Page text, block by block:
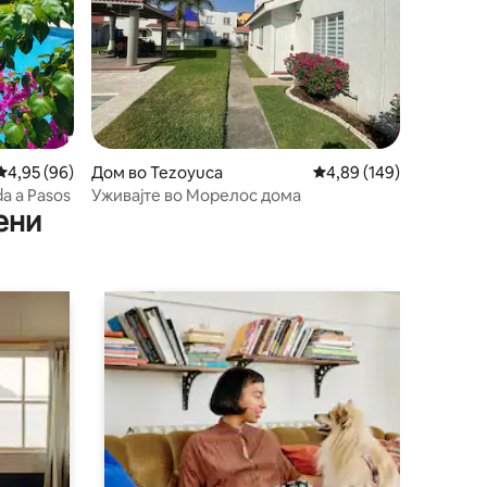
оцена: 4,95 од 5, 96 рецензии
4,95 (96)
a Pasos
Дом во Tezoyuca Просечна оцена: 4,89
4,89 (149)
Уживајте во Морелос дома